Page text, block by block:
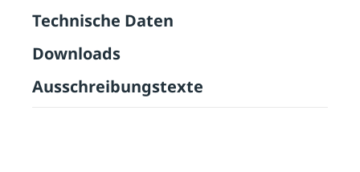
Technische Daten
Downloads
Ausschreibungstexte